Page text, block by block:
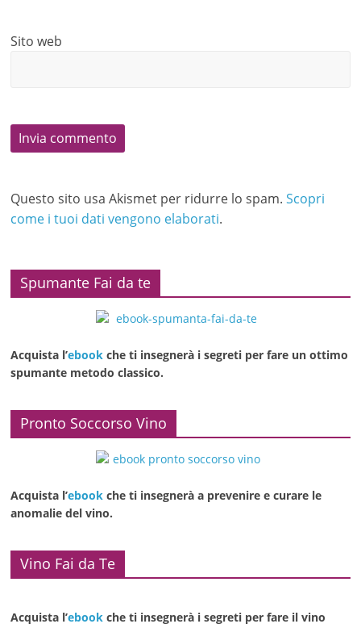
Sito web
Questo sito usa Akismet per ridurre lo spam.Scopri
come i tuoi dati vengono elaborati.
Spumante Fai da te
Acquista l’ebook che ti insegnerà i segreti per fare un ottimo
spumante metodo classico.
Pronto Soccorso Vino
Acquista l’ebook che ti insegnerà a prevenire e curare le
anomalie del vino.
Vino Fai da Te
Acquista l’ebook che ti insegnerà i segreti per fare il vino